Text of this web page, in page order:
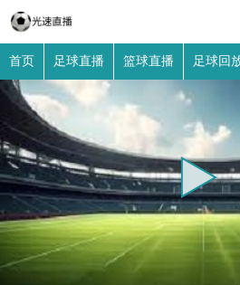
首页 足球直播 篮球直播 足球回